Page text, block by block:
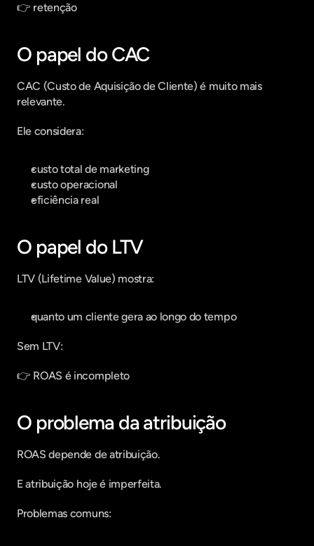
👉 retenção
O papel do CAC
CAC (Custo de Aquisição de Cliente) é muito mais
relevante.
Ele considera:
custo total de marketing
custo operacional
eficiência real
O papel do LTV
LTV (Lifetime Value) mostra:
quanto um cliente gera ao longo do tempo
Sem LTV:
👉 ROAS é incompleto
O problema da atribuição
ROAS depende de atribuição.
E atribuição hoje é imperfeita.
Problemas comuns: